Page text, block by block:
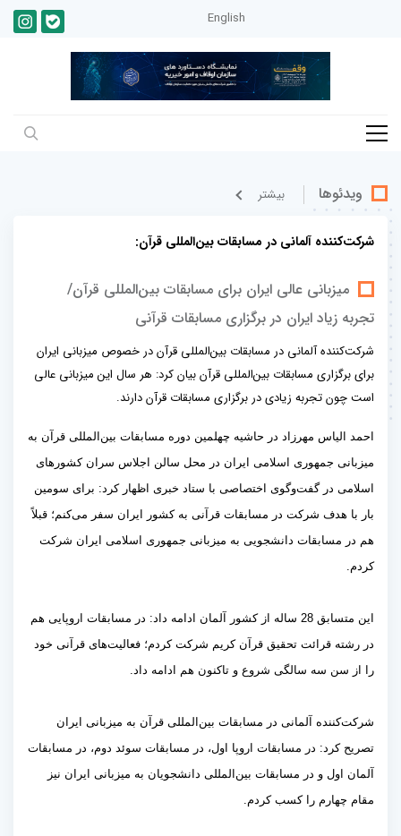
English
ویدئوها بيشتر
شرکت‌کننده آلمانی در مسابقات بین‌المللی قرآن:
میزبانی عالی ایران برای مسابقات بین‌المللی قرآن/
تجربه زیاد ایران در برگزاری مسابقات قرآنی
شرکت‌کننده آلمانی در مسابقات بین‌المللی قرآن در خصوص میزبانی ایران
برای برگزاری مسابقات بین‌المللی قرآن بیان کرد: هر سال این میزبانی عالی
است چون تجربه زیادی در برگزاری مسابقات قرآن دارند.
احمد الیاس مهرزاد در حاشیه چهلمین دوره مسابقات بین‌المللی قرآن به
میزبانی جمهوری اسلامی ایران در محل سالن اجلاس سران کشورهای
اسلامی در گفت‌وگوی اختصاصی با ستاد خبری اظهار کرد: برای سومین
بار با هدف شرکت در مسابقات قرآنی به کشور ایران سفر می‌کنم؛ قبلاً
هم در مسابقات دانشجویی به میزبانی جمهوری اسلامی ایران شرکت
کردم.
این متسابق 28 ساله از کشور آلمان ادامه داد: در مسابقات اروپایی هم
در رشته قرائت تحقیق قرآن کریم شرکت کردم؛ فعالیت‌های قرآنی خود
را از سن سه سالگی شروع و تاکنون هم ادامه داد.
شرکت‌کننده آلمانی در مسابقات بین‌المللی قرآن به میزبانی ایران
تصریح کرد: در مسابقات اروپا اول، در مسابقات سوئد دوم، در مسابقات
آلمان اول و در مسابقات بین‌المللی دانشجویان به میزبانی ایران نیز
مقام چهارم را کسب کردم.